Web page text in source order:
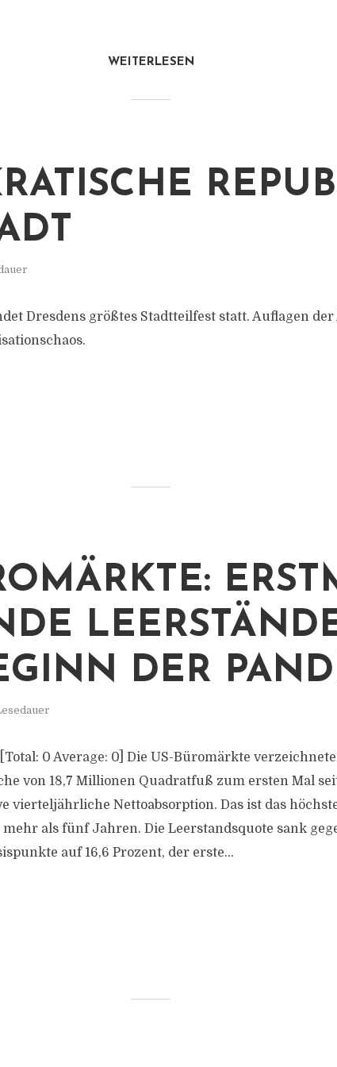
WEITERLESEN
Dresdens größtes Stadtteilfest statt. Auflagen
DER
0 Average: 0] Die US-Büromärkte
von 18,7 Millionen Quadratfuß zum ersten Mal
vierteljährliche Nettoabsorption. Das ist das
als fünf Jahren. Die Leerstandsquote sank
auf 16,6 Prozent, der erste...